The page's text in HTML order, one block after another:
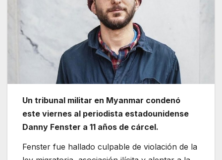
Un tribunal militar en Myanmar condenó
este viernes al periodista estadounidense
Danny Fenster a 11 años de cárcel.
Fenster fue hallado culpable de violación de la